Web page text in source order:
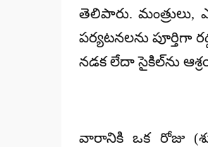
తెలిపారు.
పర్యటనలను పూర్తిగా
నడక లేదా సైకిల్‌ను
వారానికి ఒక రోజు